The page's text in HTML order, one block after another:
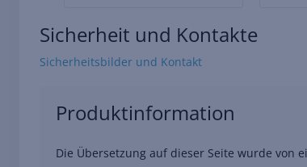
Sicherheit und Kontakte
Sicherheitsbilder und Kontakt
Produktinformation
Die Übersetzung auf dieser Seite wurde von